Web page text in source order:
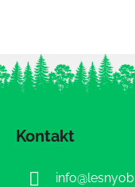
Kontakt
info@